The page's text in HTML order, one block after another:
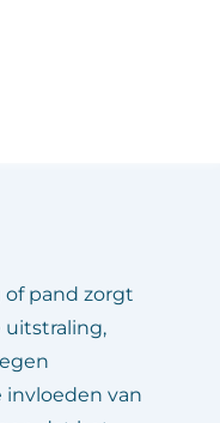
pand zorgt
uitstraling,
invloeden van